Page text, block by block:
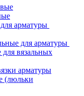
арматуры
для арматуры
вязальных
арматуры
(люльки